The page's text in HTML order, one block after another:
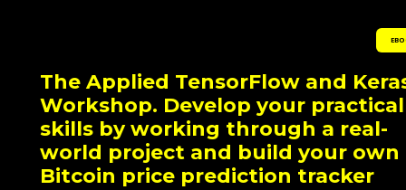
The Applied TensorFlow and
Workshop. Develop your practical
skills by working through a real-
world project and build your own
Bitcoin price prediction tracker